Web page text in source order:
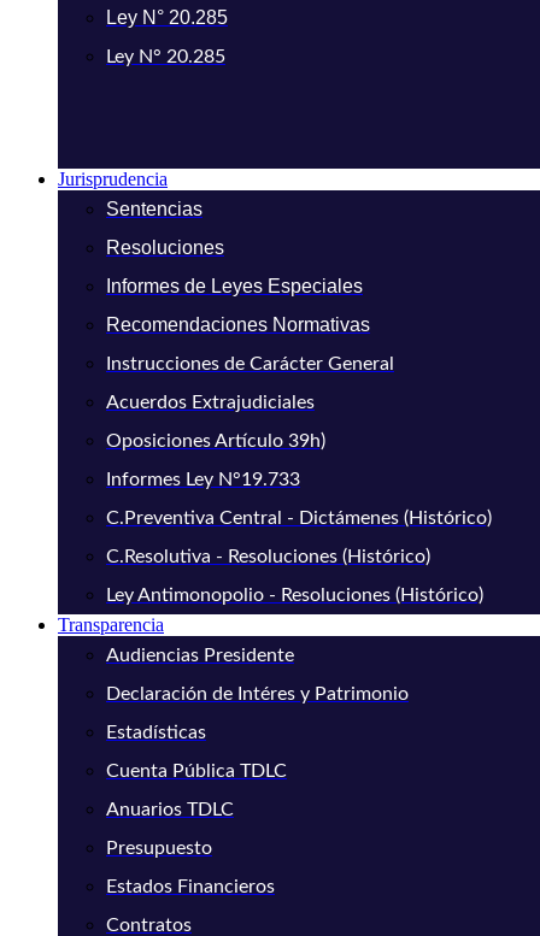
Ley N° 20.285
Ley N° 20.285
Jurisprudencia
Sentencias
Resoluciones
Informes de Leyes Especiales
Recomendaciones Normativas
Instrucciones de Carácter General
Acuerdos Extrajudiciales
Oposiciones Artículo 39h)
Informes Ley N°19.733
C.Preventiva Central - Dictámenes (Histórico)
C.Resolutiva - Resoluciones (Histórico)
Ley Antimonopolio - Resoluciones (Histórico)
Transparencia
Audiencias Presidente
Declaración de Intéres y Patrimonio
Estadísticas
Cuenta Pública TDLC
Anuarios TDLC
Presupuesto
Estados Financieros
Contratos